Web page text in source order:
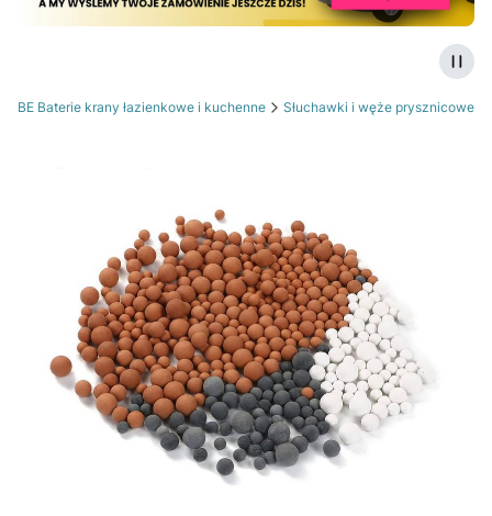
Baterie krany łazienkowe i kuchenne Słuchawki i węże prysznicowe